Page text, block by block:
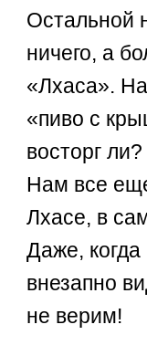
Остальной
ничего, а
«Лхаса».
«пиво с
восторг ли?
Нам все
Лхасе, в
Даже,
внезапно
не верим!